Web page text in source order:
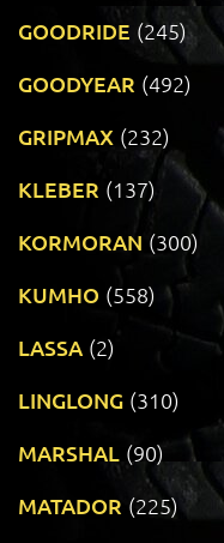
GOODRIDE (245)
GOODYEAR (492)
GRIPMAX (232)
KLEBER (137)
KORMORAN (300)
KUMHO (558)
LASSA (2)
LINGLONG (310)
MARSHAL (90)
MATADOR (225)